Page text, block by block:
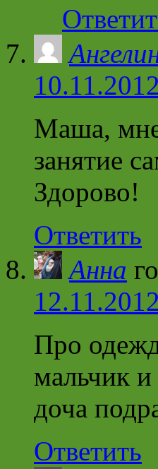
Маша, мне
занятие
Здорово!
Ответить
Анна
Про
мальчик
доча
Ответить